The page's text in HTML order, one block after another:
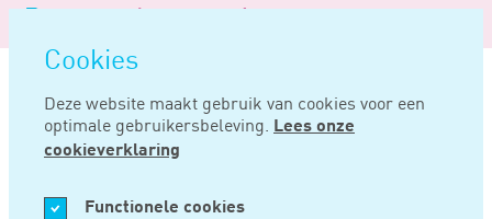
overslaan
Cookies
Deze website maakt gebruik van cookies voor een
optimale gebruikersbeleving. Lees onze
cookieverklaring
Functionele cookies
Logo
Noord
Negentig
Home Nieuws
JAN 29, 2025